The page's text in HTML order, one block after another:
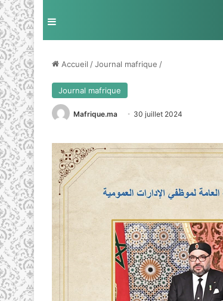
Sidebar (barre latérale)
Accueil /Journal mafrique /
Journal mafrique
Mafrique.ma 30 juillet 2024